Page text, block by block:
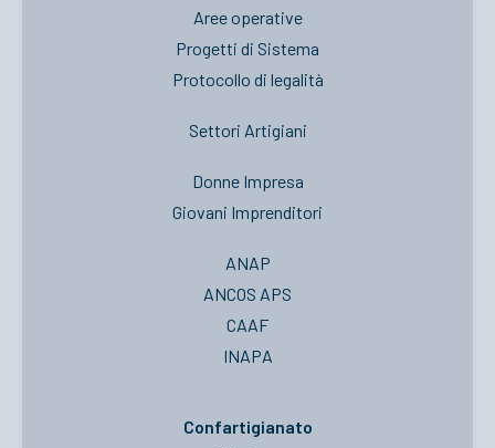
Aree operative
Progetti di Sistema
Protocollo di legalità
Settori Artigiani
Donne Impresa
Giovani Imprenditori
ANAP
ANCOS APS
CAAF
INAPA
Confartigianato